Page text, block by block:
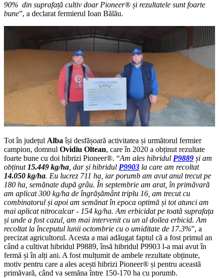
90% din suprafață cultiv doar Pioneer® și rezultatele sunt foarte
bune”, a declarat fermierul Ioan Bălău.
Tot în județul Alba își desfășoară activitatea și următorul fermier
campion, domnul Ovidiu Oltean, care în 2020 a obținut rezultate
foarte bune cu doi hibrizi Pioneer®. “Am ales hibridul P9889 și am
obținut 15.449 kg/ha , dar și hibridul P9903 la care am recoltat
14.050 kg/ha. Eu lucrez 711 ha, iar porumb am avut anul trecut pe
180 ha, semănate după grâu. În septembrie am arat, în primăvară
am aplicat 300 kg/ha de îngrășământ triplu 16, am trecut cu
combinatorul și apoi am semănat în epoca optimă și tot atunci am
mai aplicat nitrocalcar - 154 kg/ha. Am erbicidat pe toată suprafața
și unde a fost cazul, am mai intervenit cu un al doilea erbicid. Am
recoltat la începutul lunii octombrie cu o umiditate de 17.3%”, a
precizat agricultorul. Acesta a mai adăugat faptul că a fost primul an
când a cultivat hibridul P9889, însă hibridul P9903 l-a mai avut în
fermă și în alți ani. A fost mulțumit de ambele rezultate obținute,
motiv pentru care a ales acești hibrizi Pioneer® și pentru această
primăvară, când va semăna între 150-170 ha cu porumb.